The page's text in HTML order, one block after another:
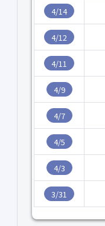
4/14
4/12
4/11
4/9
4/7
4/5
4/3
3/31